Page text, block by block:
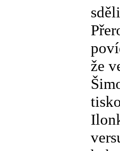
že